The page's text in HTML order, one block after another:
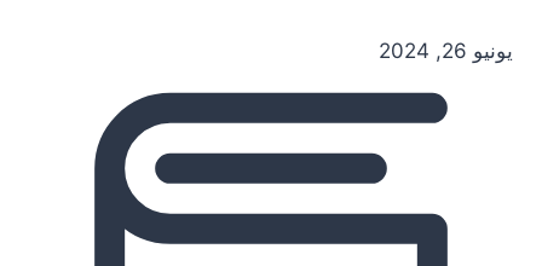
يونيو 26, 2024